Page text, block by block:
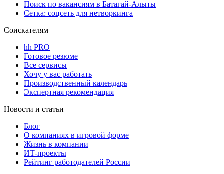
Поиск по вакансиям в Батагай-Алыты
Сетка: соцсеть для нетворкинга
Соискателям
hh PRO
Готовое резюме
Все сервисы
Хочу у вас работать
Производственный календарь
Экспертная рекомендация
Новости и статьи
Блог
О компаниях в игровой форме
Жизнь в компании
ИТ-проекты
Рейтинг работодателей России